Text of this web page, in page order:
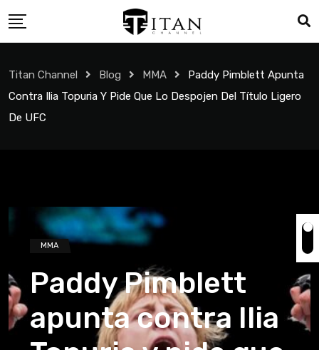
Titan Channel Blog MMA
Paddy Pimblett Apunta
Contra Ilia Topuria Y Pide Que Lo Despojen Del Título Ligero
De UFC
MMA
Paddy Pimblett
apunta contra Ilia